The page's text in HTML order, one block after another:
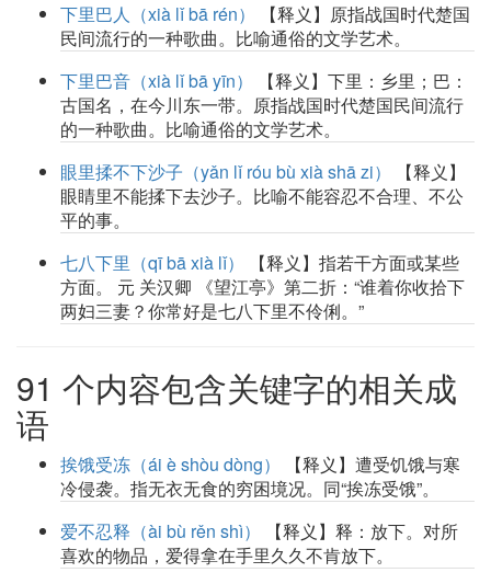
下里巴人（xià lǐ bā rén）
【释义】原指战国时代楚国
民间流行的一种歌曲。比喻通俗的文学艺术。
下里巴音（xià lǐ bā yīn）
【释义】下里：乡里；巴：
古国名，在今川东一带。原指战国时代楚国民间流行
的一种歌曲。比喻通俗的文学艺术。
眼里揉不下沙子（yǎn lǐ róu bù xià shā zi）
【释义】
眼睛里不能揉下去沙子。比喻不能容忍不合理、不公
平的事。
七八下里（qī bā xià lǐ）
【释义】指若干方面或某些
方面。 元 关汉卿 《望江亭》第二折：“谁着你收拾下
两妇三妻？你常好是七八下里不伶俐。”
91 个内容包含关键字的相关成
语
挨饿受冻（ái è shòu dòng）
【释义】遭受饥饿与寒
冷侵袭。指无衣无食的穷困境况。同“挨冻受饿”。
爱不忍释（ài bù rěn shì）
【释义】释：放下。对所
喜欢的物品，爱得拿在手里久久不肯放下。